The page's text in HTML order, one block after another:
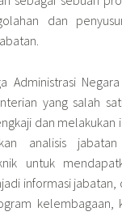
informasi jabatan,
kelembagaan,
menggunakannya.
(1979) dalam
dkk.
atau
dengan
suatu